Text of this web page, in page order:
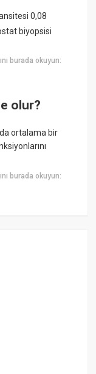
0,08
biyopsisi
burada okuyun:
olur?
ortalama bir
burada okuyun: